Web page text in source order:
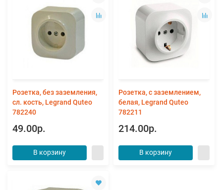
Розетка, без заземления,
сл. кость, Legrand Quteo
782240
49.00р.
В корзину
Розетка, с заземлением,
белая, Legrand Quteo
782211
214.00р.
В корзину